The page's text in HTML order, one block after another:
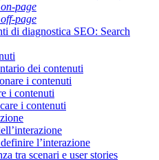
on-page
off-page
di diagnostica SEO: Search
dei contenuti
i contenuti
i contenuti
i contenuti
l’interazione
tra scenari e user stories